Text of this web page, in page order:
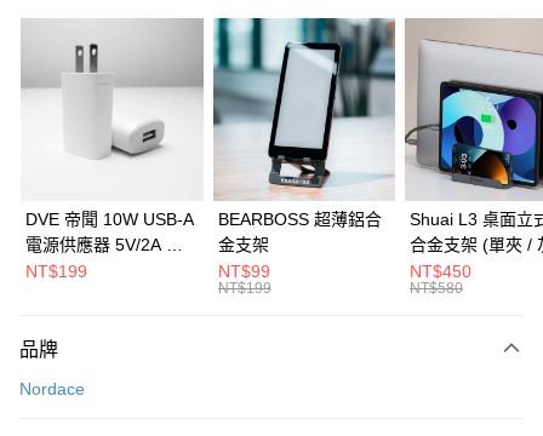
3 期 0 利率 每期 NT$1,000
第一商業銀行
華南商業銀行
彰化商業銀行
上海商業儲蓄銀行
台北富邦商業銀行
兆豐國際商業銀行
臺灣中小企業銀行
台中商業銀行
匯豐（台灣）商業銀行
華泰商業銀行
聯邦商業銀行
元大商業銀行
台灣樂天信用卡公司
NT$500 21家銀行
合作金庫商業銀行
第一商業銀行
彰化商業銀行
台北富邦商業銀行
國泰世華商業銀行
兆豐國際商業銀行
臺灣中小企業銀行
匯豐（台灣）商業銀行
玉山商業銀行
台灣樂天信用卡公司
街口支付
悠遊付
DVE 帝聞 10W USB-A
電源供應器 5V/2A 充
電頭 (適用閱讀器、小
NT$199
BEARBOSS 超薄鋁合
金支架
NT$99
NT$199
Shuai L3 桌面立
合金支架 (單夾 /
NT$450
NT$580
品牌
Nordace